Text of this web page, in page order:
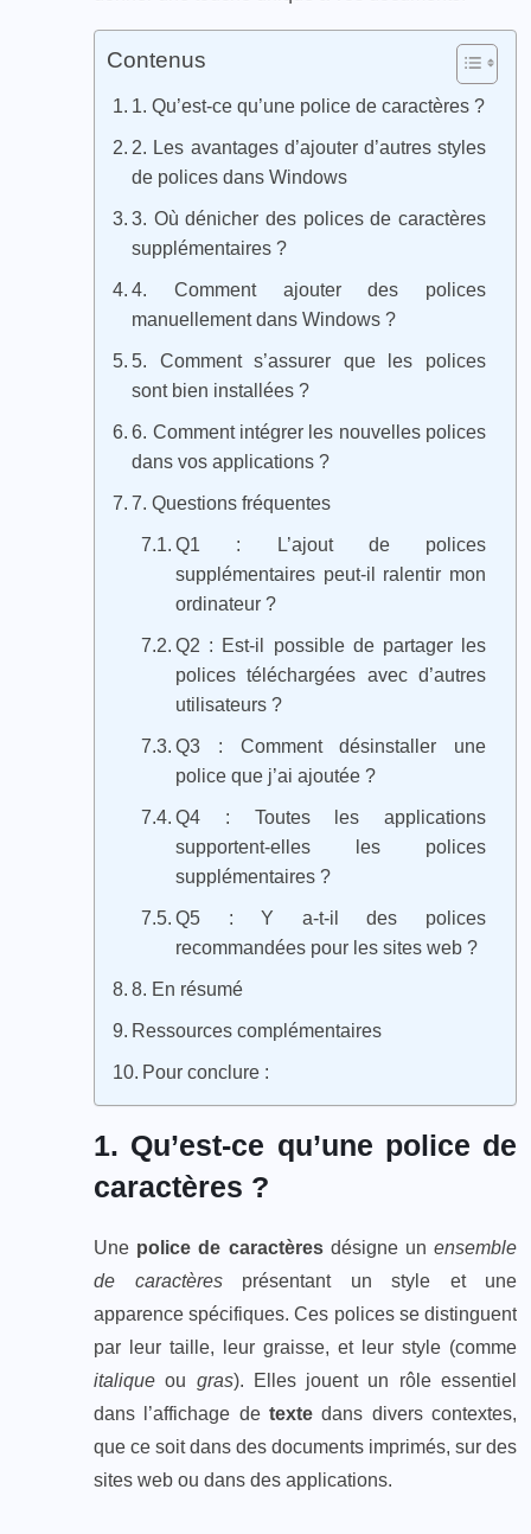
Contenus
1. Qu’est-ce qu’une police de caractères ?
2. Les avantages d’ajouter d’autres styles
de polices dans Windows
3. Où dénicher des polices de caractères
supplémentaires ?
4. Comment ajouter des polices
manuellement dans Windows ?
5. Comment s’assurer que les polices
sont bien installées ?
6. Comment intégrer les nouvelles polices
dans vos applications ?
7. Questions fréquentes
Q1 : L’ajout de polices
supplémentaires peut-il ralentir mon
ordinateur ?
Q2 : Est-il possible de partager les
polices téléchargées avec d’autres
utilisateurs ?
Q3 : Comment désinstaller une
police que j’ai ajoutée ?
Q4 : Toutes les applications
supportent-elles les polices
supplémentaires ?
Q5 : Y a-t-il des polices
recommandées pour les sites web ?
8. En résumé
Ressources complémentaires
Pour conclure :
1. Qu’est-ce qu’une police de
caractères ?
Une police de caractèresdésigne unensemble
de caractèresprésentant un style et une
apparence spécifiques. Ces polices se distinguent
par leur taille, leur graisse, et leur style (comme
italique ou gras). Elles jouent un rôle essentiel
dans l’affichage de texte dans divers contextes,
que ce soit dans des documents imprimés, sur des
sites web ou dans des applications.